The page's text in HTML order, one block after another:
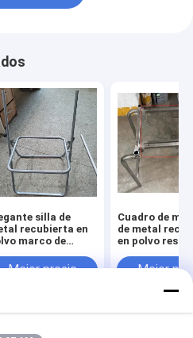
silla de
recubierta en
marco de
para la
Mejor precio
Cuadro de
de metal
en polvo
interiores
Mejor